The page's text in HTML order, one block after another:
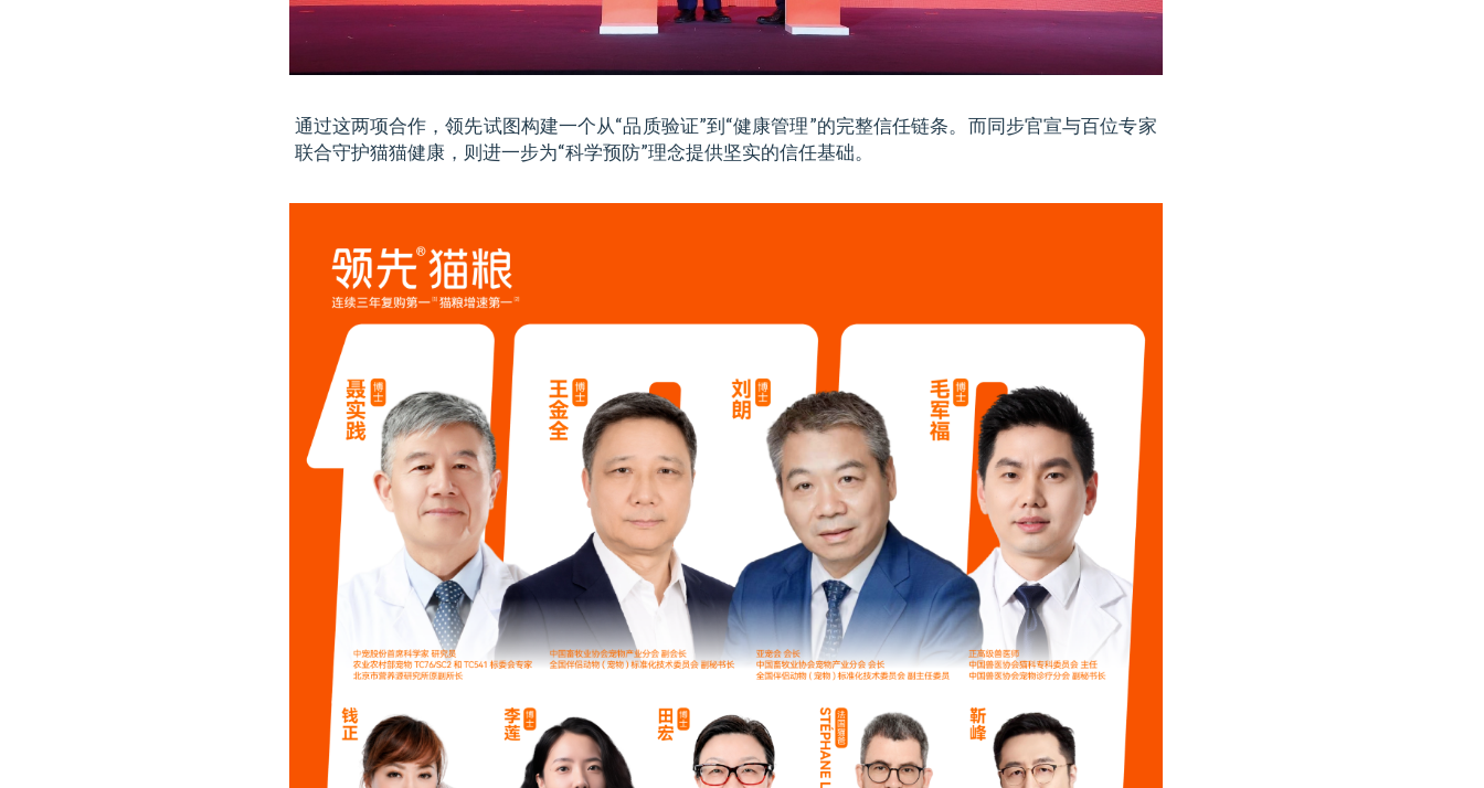
通过这两项合作，领先试图构建一个从“品质验证”到“健康管理”的完整信任链条。而同步官宣与百位专家
联合守护猫猫健康，则进一步为“科学预防”理念提供坚实的信任基础。